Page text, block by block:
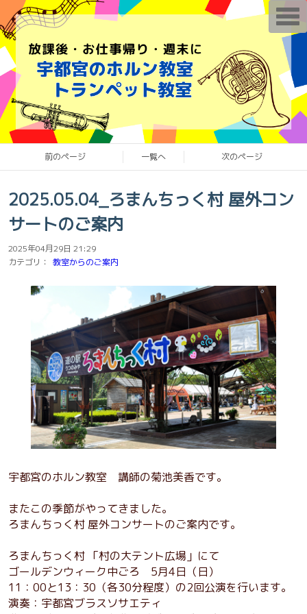
前のページ 一覧へ 次のページ
2025.05.04_ろまんちっく村 屋外コン
サートのご案内
2025年04月29日 21:29
カテゴリ：
教室からのご案内
宇都宮のホルン教室 講師の菊池美香です。
またこの季節がやってきました。
ろまんちっく村 屋外コンサートのご案内です。
ろまんちっく村 「村の大テント広場」にて
ゴールデンウィーク中ごろ 5月4日（日）
11：00と13：30（各30分程度）の2回公演を行います。
演奏：宇都宮ブラスソサエティ
T
o
g
e
n
v
g
a
i